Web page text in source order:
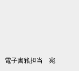
電子書籍担当 宛